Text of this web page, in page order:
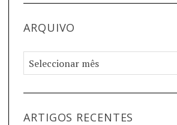
ARQUIVO
ARTIGOS RECENTES